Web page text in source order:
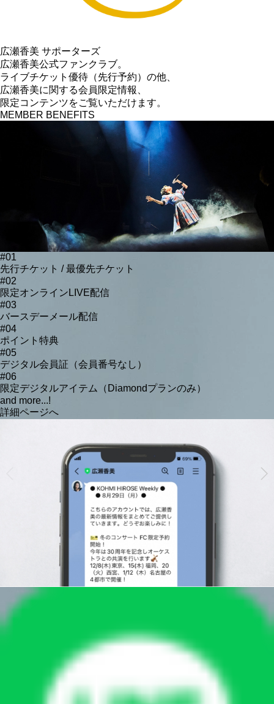
広瀬香美 サポーターズ
広瀬香美公式ファンクラブ。
ライブチケット優待（先行予約）の他、
広瀬香美に関する会員限定情報、
限定コンテンツをご覧いただけます。
MEMBER BENEFITS
#01
先行チケット / 最優先チケット
#02
限定オンラインLIVE配信
#03
バースデーメール配信
#04
ポイント特典
#05
デジタル会員証（会員番号なし）
#06
限定デジタルアイテム（Diamondプランのみ）
and more...!
詳細ページへ